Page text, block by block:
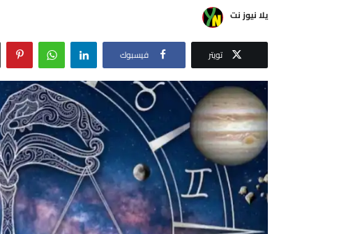
يلا نيوز نت
تويتر فيسبوك